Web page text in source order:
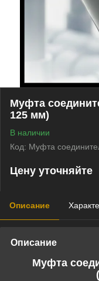
Муфта
125 мм)
В наличии
Код: Муфта
Цену уточняйте
Описание
Описание
Муфта
(